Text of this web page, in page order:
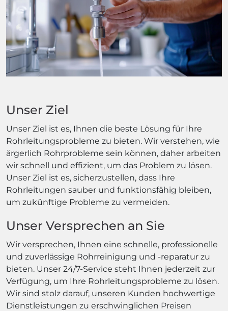
Unser Ziel
Unser Ziel ist es, Ihnen die beste Lösung für Ihre
Rohrleitungsprobleme zu bieten. Wir verstehen, wie
ärgerlich Rohrprobleme sein können, daher arbeiten
wir schnell und effizient, um das Problem zu lösen.
Unser Ziel ist es, sicherzustellen, dass Ihre
Rohrleitungen sauber und funktionsfähig bleiben,
um zukünftige Probleme zu vermeiden.
Unser Versprechen an Sie
Wir versprechen, Ihnen eine schnelle, professionelle
und zuverlässige Rohrreinigung und -reparatur zu
bieten. Unser 24/7-Service steht Ihnen jederzeit zur
Verfügung, um Ihre Rohrleitungsprobleme zu lösen.
Wir sind stolz darauf, unseren Kunden hochwertige
Dienstleistungen zu erschwinglichen Preisen